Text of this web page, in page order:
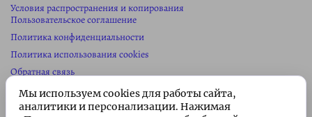
Условия распространения и копирования
Пользовательское соглашение
Политика конфиденциальности
Политика использования cookies
Обратная связь
Колонка редактора
Реклама на сайте
Мы используем cookies для работы сайта,
аналитики и персонализации. Нажимая